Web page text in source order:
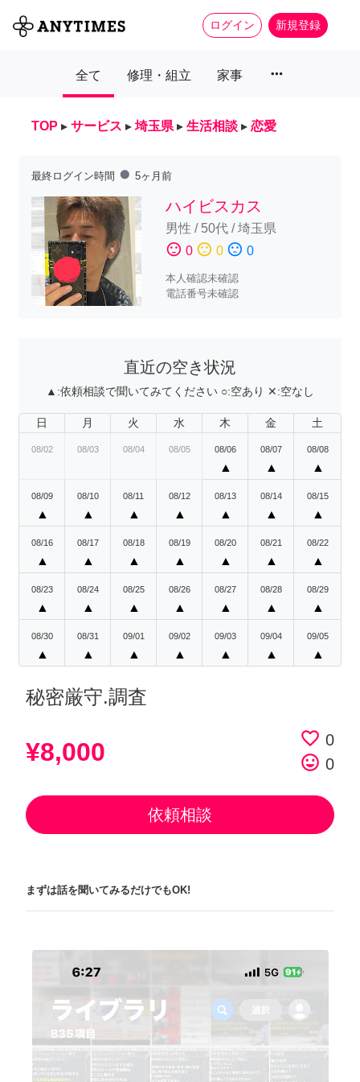
ログイン 新規登録
全て 修理・組立 家事 more_horiz
TOP ▸ サービス ▸ 埼玉県 ▸ 生活相談 ▸ 恋愛
最終ログイン時間 fiber_manual_record 5ヶ月前
ハイビスカス
男性 / 50代/埼玉県
sentiment_satisfied 0 sentiment_neutral 0 sentiment_dissatisfied 0
本人確認未確認
電話番号未確認
直近の空き状況
▲:依頼相談で聞いてみてください ○:空あり ✕:空なし
日 月 火 水 木 金 土
08/02 08/03 08/04 08/05 08/06
▲
08/07
▲
08/08
▲
08/09
▲
08/10
▲
08/11
▲
08/12
▲
08/13
▲
08/14
▲
08/15
▲
08/16
▲
08/17
▲
08/18
▲
08/19
▲
08/20
▲
08/21
▲
08/22
▲
08/23
▲
08/24
▲
08/25
▲
08/26
▲
08/27
▲
08/28
▲
08/29
▲
08/30
▲
08/31
▲
09/01
▲
09/02
▲
09/03
▲
09/04
▲
09/05
▲
秘密厳守.調査
¥8,000 favorite_border 0
tag_faces 0
依頼相談
まずは話を聞いてみるだけでもOK!